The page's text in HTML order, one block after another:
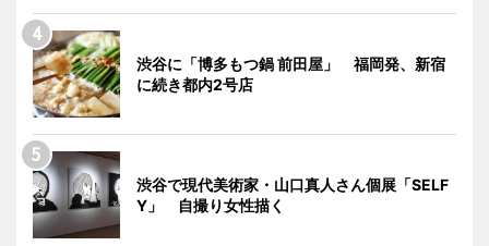
渋谷に「博多もつ鍋 前田屋」 福岡発、新宿
に続き都内2号店
渋谷で現代美術家・山口真人さん個展「SELF
Y」 自撮り女性描く